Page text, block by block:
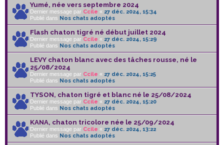
Yumé, née vers septembre 2024
Dernier message par Ccile « 27 déc. 2024, 15:34
Publié dans Nos chats adoptés
Flash chaton tigré né début juillet 2024
Dernier message par Ccile « 27 déc. 2024, 15:29
Publié dans Nos chats adoptés
LEVY chaton blanc avec des tâches rousse, né le
25/08/2024
Dernier message par Ccile « 27 déc. 2024, 15:25
Publié dans Nos chats adoptés
TYSON, chaton tigré et blanc né le 25/08/2024
Dernier message par Ccile « 27 déc. 2024, 15:20
Publié dans Nos chats adoptés
KANA, chaton tricolore née le 25/09/2024
Dernier message par Ccile « 27 déc. 2024, 13:22
Publié dans Nos chats adoptés